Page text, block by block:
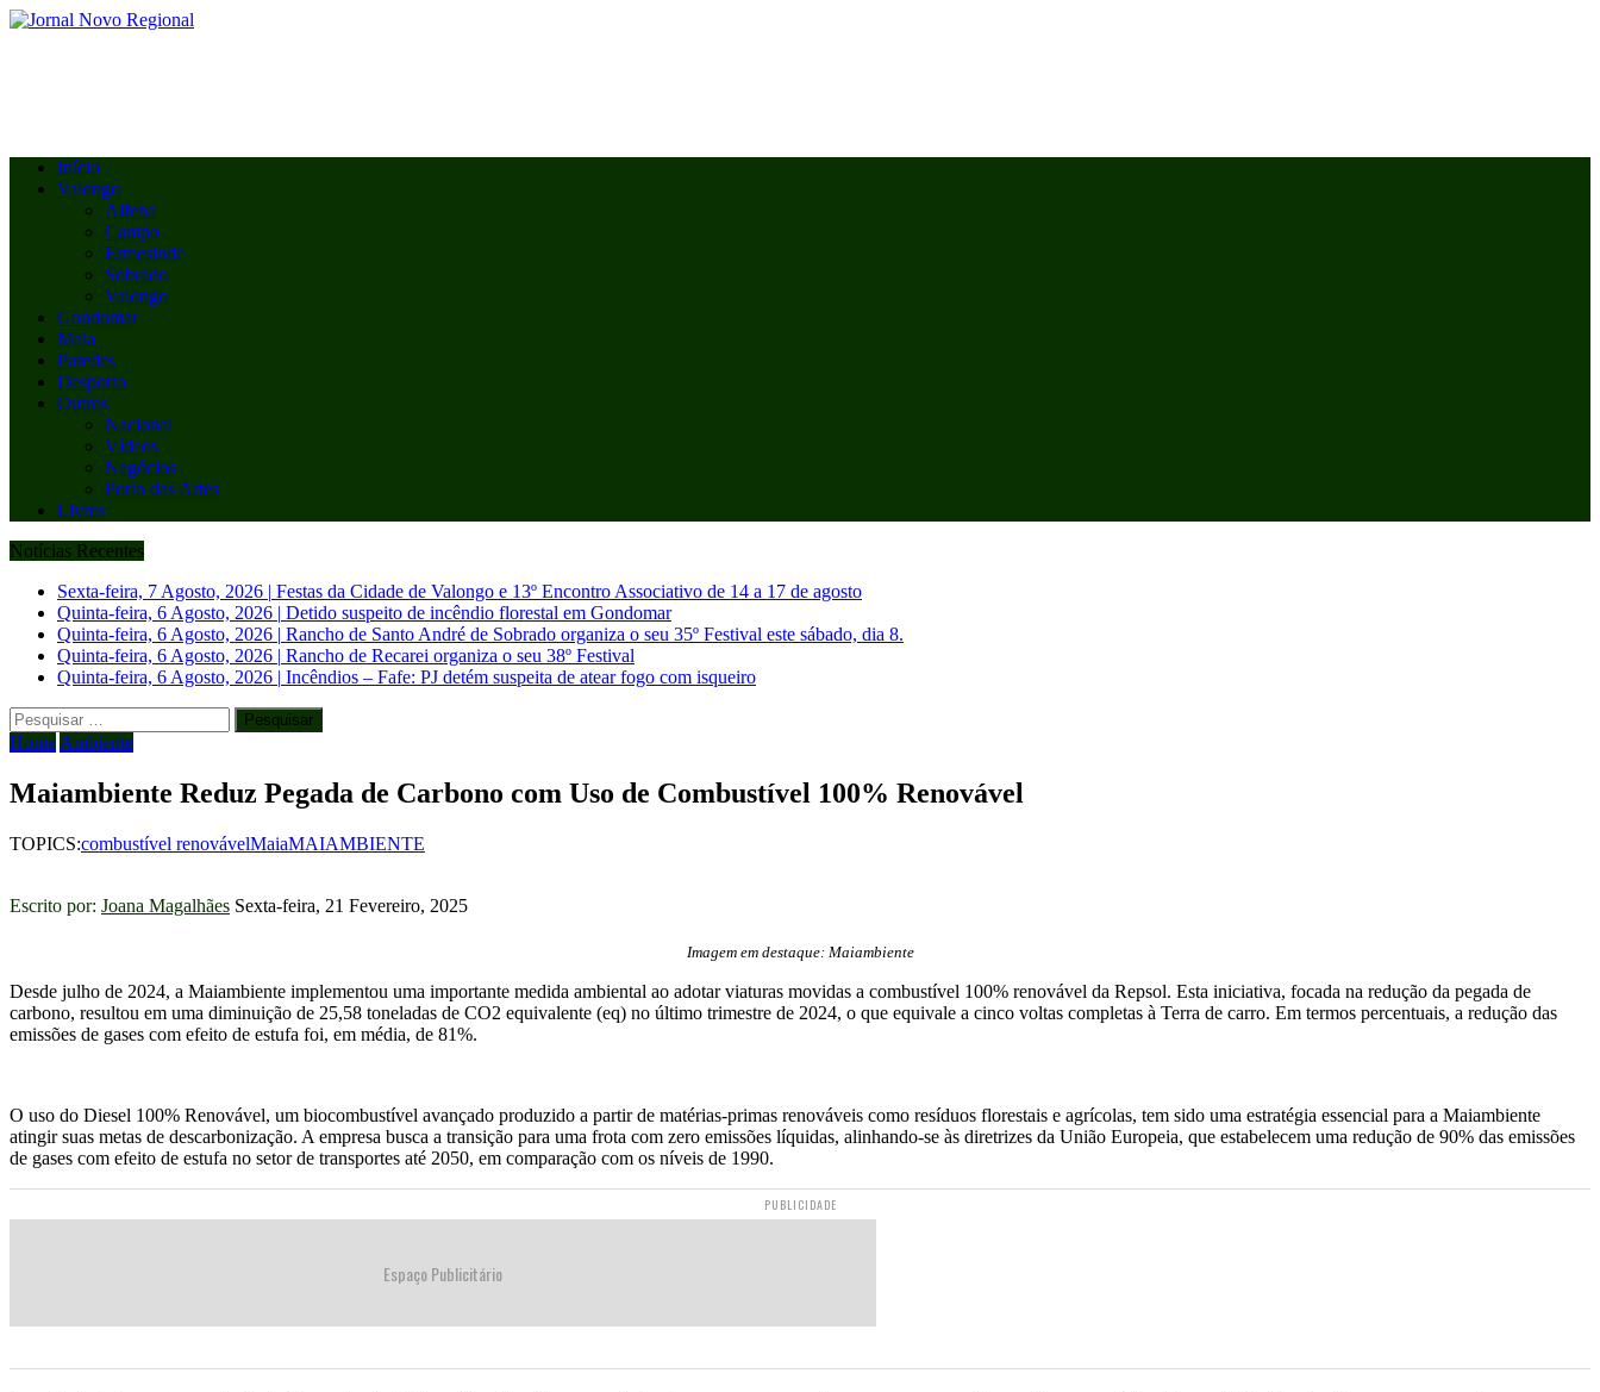
Início
Valongo
Alfena
Campo
Ermesinde
Sobrado
Valongo
Gondomar
Maia
Paredes
Desporto
Outros
Nacional
Vídeos
Negócios
Porto das Artes
Livros
Notícias Recentes
Sexta-feira, 7 Agosto, 2026 | Festas da Cidade de Valongo e 13º Encontro Associativo de 14 a 17 de agosto
Quinta-feira, 6 Agosto, 2026 | Detido suspeito de incêndio florestal em Gondomar
Quinta-feira, 6 Agosto, 2026 | Rancho de Santo André de Sobrado organiza o seu 35º Festival este sábado, dia 8.
Quinta-feira, 6 Agosto, 2026 | Rancho de Recarei organiza o seu 38º Festival
Quinta-feira, 6 Agosto, 2026 | Incêndios – Fafe: PJ detém suspeita de atear fogo com isqueiro
Pesquisar
por:
Home Ambiente
Maiambiente Reduz Pegada de Carbono com Uso de Combustível 100% Renovável
TOPICS:combustível renovávelMaiaMAIAMBIENTE
Escrito por: Joana Magalhães Sexta-feira, 21 Fevereiro, 2025
Imagem em destaque: Maiambiente
Desde julho de 2024, a Maiambiente implementou uma importante medida ambiental ao adotar viaturas movidas a combustível 100% renovável da Repsol. Esta iniciativa, focada na redução da pegada de
carbono, resultou em uma diminuição de 25,58 toneladas de CO2 equivalente (eq) no último trimestre de 2024, o que equivale a cinco voltas completas à Terra de carro. Em termos percentuais, a redução das
emissões de gases com efeito de estufa foi, em média, de 81%.
O uso do Diesel 100% Renovável, um biocombustível avançado produzido a partir de matérias-primas renováveis como resíduos florestais e agrícolas, tem sido uma estratégia essencial para a Maiambiente
atingir suas metas de descarbonização. A empresa busca a transição para uma frota com zero emissões líquidas, alinhando-se às diretrizes da União Europeia, que estabelecem uma redução de 90% das emissões
de gases com efeito de estufa no setor de transportes até 2050, em comparação com os níveis de 1990.
PUBLICIDADE
Espaço Publicitário